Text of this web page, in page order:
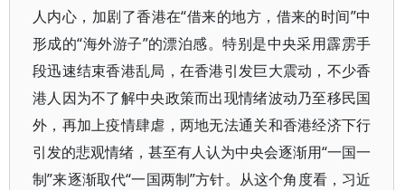
人内心，加剧了香港在“借来的地方，借来的时间”中
形成的“海外游子”的漂泊感。特别是中央采用霹雳手
段迅速结束香港乱局，在香港引发巨大震动，不少香
港人因为不了解中央政策而出现情绪波动乃至移民国
外，再加上疫情肆虐，两地无法通关和香港经济下行
引发的悲观情绪，甚至有人认为中央会逐渐用“一国一
制”来逐渐取代“一国两制”方针。从这个角度看，习近